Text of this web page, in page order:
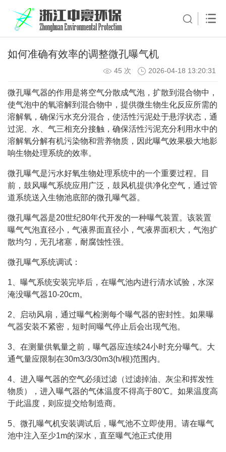
如何准确有效率的调整微孔曝气机
45 次 2026-04-18 13:20:31
微孔曝气器的作用是将空气分散成气泡，扩散到混合物中，
使气泡中的氧溶解到混合物中，提供微生物生化反应所需的
溶解氧，确保污水充分混合，使活性污泥处于悬浮状态，通
过泥、水、气三相充分接触，确保活性污泥充分利用水中的
溶解氧分解有机污染物和营养物质，因此曝气效果极大地影
响生物处理系统的效率。
微孔曝气是污水好氧生物处理系统中的一个重要过程。目
前，鼓风曝气系统应用广泛，鼓风机提供净化空气，通过管
道系统送入生物池底部的微孔曝气器。
微孔曝气器是20世纪80年代开发的一种曝气装置。该装置
曝气气泡直径小，气液界面直径小，气液界面积大，气泡扩
散均匀，无孔堵塞，耐腐蚀性强。
微孔曝气系统调试：
1、曝气系统安装完毕后，在曝气池内进行清水试验，水深
淹没曝气器10-20cm。
2、启动风扇，通过曝气检测每个曝气器的密封性。如果曝
气器安装不紧密，短时间曝气停止后会出现气泡。
3、在测量供氧量之前，曝气器应连续24小时充分曝气。大
通气量应限制在30m3/3/30m3(h/根)范围内。
4、进入曝气器的空气必须过滤（过滤掉油、灰尘和挥发性
物质），进入曝气器的气体温度不得高于80℃。如果温度高
于此温度，则应提交给制造商。
5、微孔曝气机安装调试后，曝气池不立即使用。请在曝气
池中注入至少1m的深水，直至曝气池正式使用